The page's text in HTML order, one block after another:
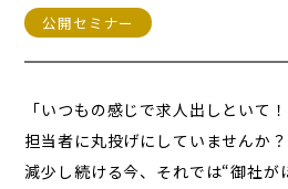
公開セミナー
「いつもの感じで求人出しといて
担当者に丸投げにしていませんか
減少し続ける今、それでは“御社が